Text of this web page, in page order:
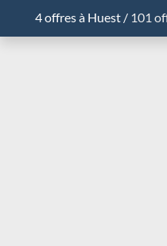
4 offresà Huest / 101